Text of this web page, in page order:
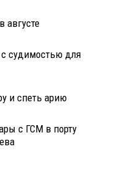
августе
судимостью для
и спеть арию
с ГСМ в порту